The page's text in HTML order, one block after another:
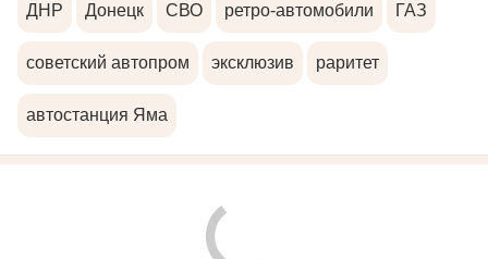
ДНР Донецк СВО ретро-автомобили ГАЗ
советский автопром эксклюзив раритет
автостанция Яма